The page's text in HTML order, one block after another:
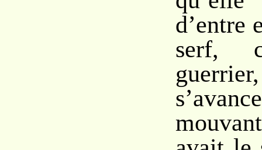
d’entre
serf,